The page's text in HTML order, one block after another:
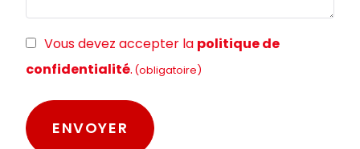
RGPDVous devez accepter la politique de
confidentialité. (obligatoire)